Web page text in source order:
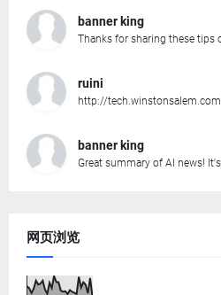
banner king
Thanks for sharing these tips
ruini
http://
banner king
Great summary of AI news! It's
网页浏览